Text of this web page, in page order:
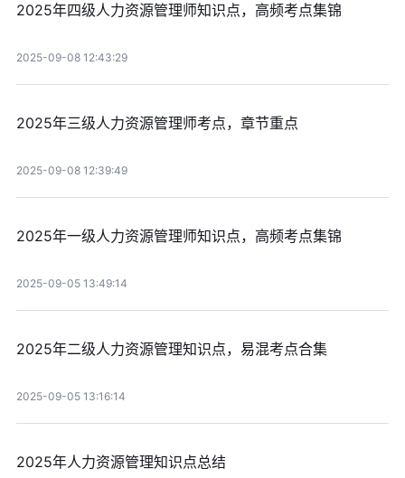
2025年四级人力资源管理师知识点，高频考点集锦
2025-09-08 12:43:29
2025年三级人力资源管理师考点，章节重点
2025-09-08 12:39:49
2025年一级人力资源管理师知识点，高频考点集锦
2025-09-05 13:49:14
2025年二级人力资源管理知识点，易混考点合集
2025-09-05 13:16:14
2025年人力资源管理知识点总结